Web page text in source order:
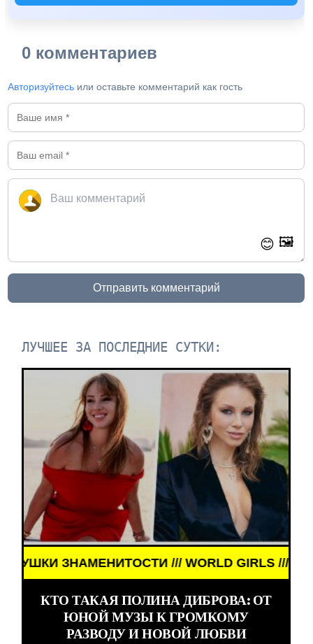
0 комментариев
Авторизуйтесь или оставьте комментарий как гость
😊 🖼️
Отправить комментарий
ЛУЧШЕЕ ЗА ПОСЛЕДНИЕ СУТКИ:
/// WORLD GIRLS /// ДЕВУШКИ
КТО ТАКАЯ ПОЛИНА ДИБРОВА: ОТ
ЮНОЙ МУЗЫ К ГРОМКОМУ
РАЗВОДУ И НОВОЙ ЛЮБВИ